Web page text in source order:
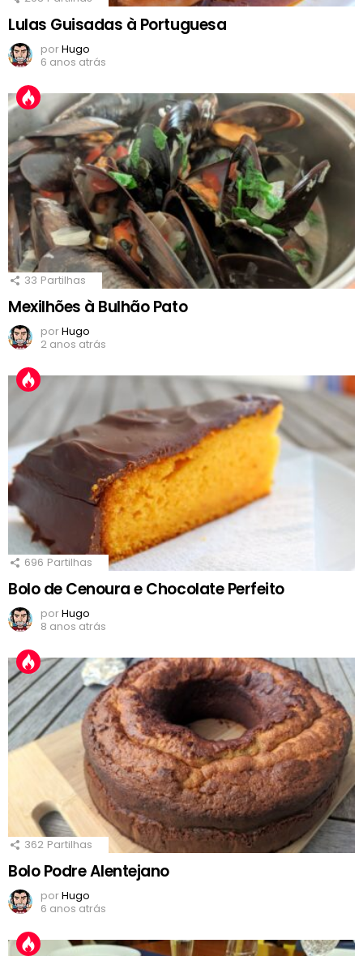
Lulas Guisadas à Portuguesa
porHugo
6 anos atrás
33 Partilhas
Mexilhões à Bulhão Pato
porHugo
2 anos atrás
696 Partilhas
Bolo de Cenoura e Chocolate Perfeito
porHugo
8 anos atrás
362 Partilhas
Bolo Podre Alentejano
porHugo
6 anos atrás